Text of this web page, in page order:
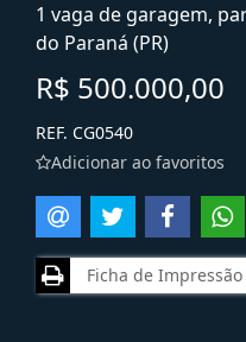
1 vaga de garagem,
do Paraná (PR)
R$ 500.000,00
REF. CG0540
Adicionar ao favoritos
Ficha de Impressão